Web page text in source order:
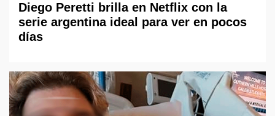
Diego Peretti brilla en Netflix con la
serie argentina ideal para ver en pocos
días